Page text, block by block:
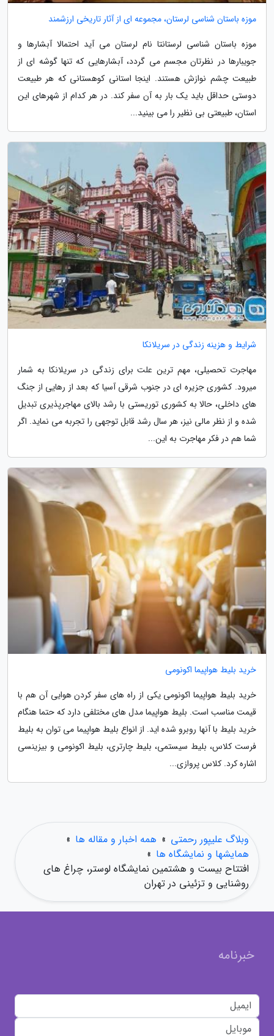
موزه باستان شناسی لرستان، مجموعه ای از آثار تاریخی ارزشمند
موزه باستان شناسی لرستانتا نام لرستان می آید احتمالا آبشارها و
جویبارها در نظرتان مجسم می گردد، آبشارهایی که تنها گوشه ای از
طبیعت چشم نوازش هستند. اینجا استانی کوهستانی که هر طبیعت
دوستی حداقل باید یک بار به آن سفر کند. در هر کدام از شهرهای این
استان، طبیعتی بی نظیر را می بینید...
شرایط و هزینه زندگی در سریلانکا
مهاجرت تحصیلی، مهم ترین علت برای زندگی در سریلانکا به شمار
میرود. کشوری جزیره ای در جنوب شرقی آسیا که بعد از رهایی از جنگ
های داخلی، حالا به کشوری توریستی با رشد بالای مهاجرپذیری تبدیل
شده و از نظر مالی نیز، هر سال رشد قابل توجهی را تجربه می نماید. اگر
شما هم در فکر مهاجرت به این...
خرید بلیط هواپیما اکونومی
خرید بلیط هواپیما اکونومی یکی از راه های سفر کردن هوایی آن هم با
قیمت مناسب است. بلیط هواپیما مدل های مختلفی دارد که حتما هنگام
خرید بلیط با آنها روبرو شده اید. از انواع بلیط هواپیما می توان به بلیط
فرست کلاس، بلیط سیستمی، بلیط چارتری، بلیط اکونومی و بیزینسی
اشاره کرد. کلاس پروازی...
وبلاگ علیپور رحمتی » همه اخبار و مقاله ها »
همایشها و نمایشگاه ها »
افتتاح بیست و هشتمین نمایشگاه لوستر، چراغ های
روشنایی و تزئینی در تهران
خبرنامه